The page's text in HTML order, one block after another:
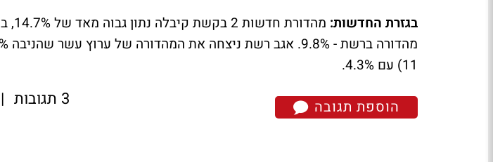
בגזרת החדשות:
11) עם 4.3%.
הוספת תגובה 3 תגובות |